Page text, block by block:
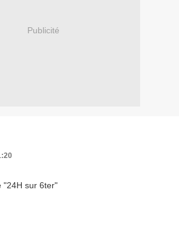
Publicité